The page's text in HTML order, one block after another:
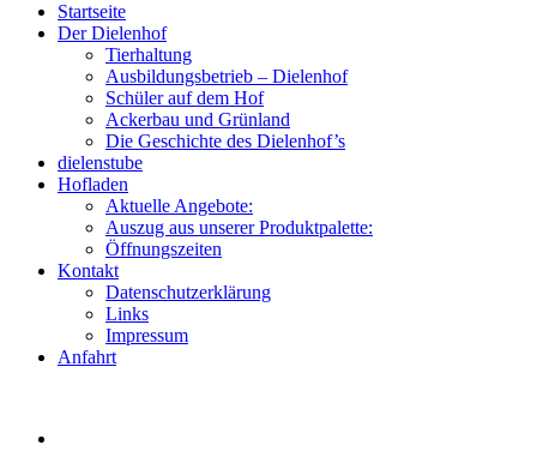
Startseite
Der Dielenhof
Tierhaltung
Ausbildungsbetrieb – Dielenhof
Schüler auf dem Hof
Ackerbau und Grünland
Die Geschichte des Dielenhof’s
dielenstube
Hofladen
Aktuelle Angebote:
Auszug aus unserer Produktpalette:
Öffnungszeiten
Kontakt
Datenschutzerklärung
Links
Impressum
Anfahrt